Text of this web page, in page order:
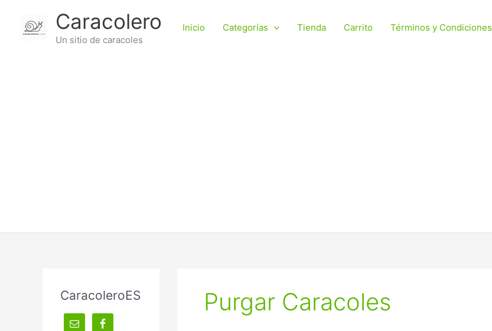
contenido
Caracolero
Un sitio de caracoles
Inicio Categorías Tienda Carrito Términos y Condiciones
CaracoleroES Purgar Caracoles